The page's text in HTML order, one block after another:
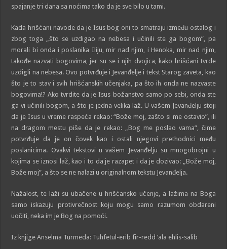
spajanje tri dana sa noćima tako da je sve bilo u tami.
Kada hrišćani navode da je Isus bog oni to smatraju između ostalog i
zbog toga „što se uzdigao na nebesa i učinili ste ga bogom”, pa
morali bi onda i poslanika Iliju, mir nad njim, i Henoka, mir nad njim,
takođe nazvati bogovima, jer su se i njih dvojica, kako hrišćani tvrde
uzdigli na nebesa. Ovo potvrđuje i Jevanđelje i tekst Starog zaveta, kao
što je to stav i svih hrišćanskih učenjaka, pa što ih onda ne nazvaste
bogovima!? Ako tvrdite da je Isus božanstvo samo po sebi, onda ste
ga vi učinili bogom, a što je jedna velika laž. U vašem Jevanđelju stoji
da je Isus u vreme raspeća rekao: “Bože moj, zašto si me ostavio”, ili
na dragom mestu piše da je rekao: „Bog me poslao vama”, čime
potvrđuje da je on čovek kao i ostali njegovi prethodnici među
poslanicima. Ovakvi tekstovi u vašem Jevanđelju su mnogobrojni u
kojima se iznosi laž, kao i to da je razapet i da je dozivao: „Bože moj,
Bože moj”, a što se ne nalazi u originalnom tekstu Jevanđelja.
Nažalost, te laži su ubačene u hrišćansko učenje, a lažima na Boga
samo iskazuju protivrečnost koju mogu samo razumom obdareni
uočiti, neka im je Bog na pomoći.
Iz knjige Anselma Turmeda: Tuhfetul-erib fir-redd ‘ala ehlis-salib